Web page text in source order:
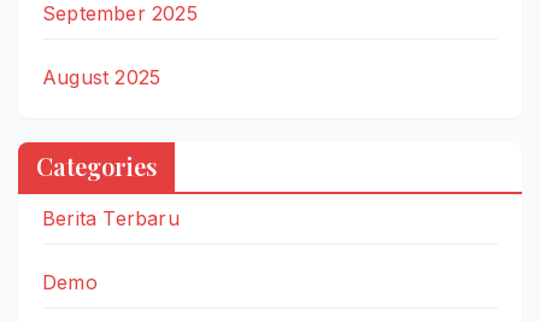
September 2025
August 2025
Categories
Berita Terbaru
Demo